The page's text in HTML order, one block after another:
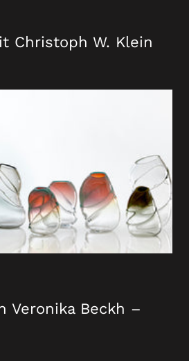
Christoph W. Klein
Veronika Beckh –